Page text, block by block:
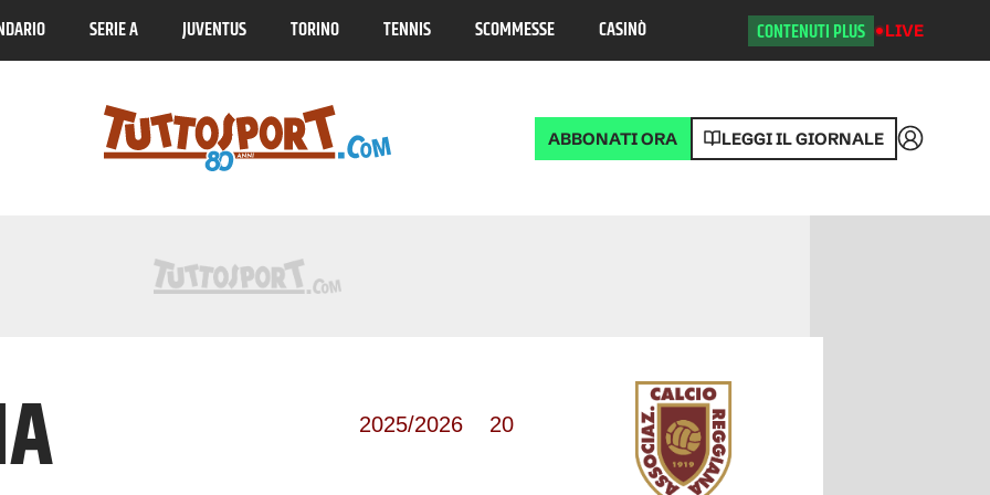
SERIE A JUVENTUS TORINO TENNIS SCOMMESSE CASINÒ CONTENUTI PLUS LIVE
ABBONATI ORA LEGGI IL GIORNALE Accedi
2025/2026 20